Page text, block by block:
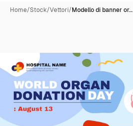
Home/Stock/Vettori/Modello di banner or…